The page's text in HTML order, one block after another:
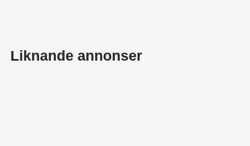
Liknande annonser